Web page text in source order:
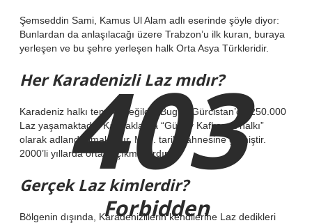
Şemseddin Sami, Kamus Ul Alam adlı eserinde şöyle diyor:
Bunlardan da anlaşılacağı üzere Trabzon’u ilk kuran, buraya
yerleşen ve bu şehre yerleşen halk Orta Asya Türkleridir.
Her Karadenizli Laz mıdır?
Karadeniz halkı tembel değildir. Bugün Gürcistan’da 250.000
Laz yaşamaktadır. Kaynaklarda “Güney Kafkasya halkı”
olarak adlandırılmaktadır. M.Ö. tarih sahnesine girmiştir.
2000’li yıllarda ortaya çıkmışlardır.
Gerçek Laz kimlerdir?
Bölgenin dışında, Karadenizlilerin kendilerine Laz dedikleri
403
Forbidden